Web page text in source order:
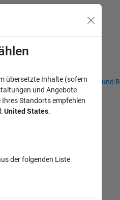
Niederlassungen Studierende und
Canvas-
übersetzte Inhalte (sofern
und Angebote
Standorts empfehlen
United States.
der folgenden Liste